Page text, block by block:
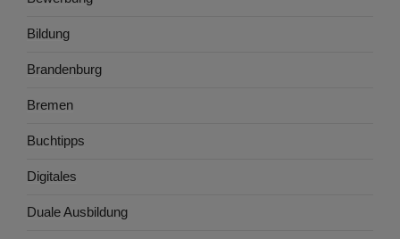
Bildung
Brandenburg
Bremen
Buchtipps
Digitales
Duale Ausbildung